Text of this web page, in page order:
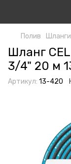
Полив Шланги
Шланг
3/4" 20 м
Артикул: 13-420